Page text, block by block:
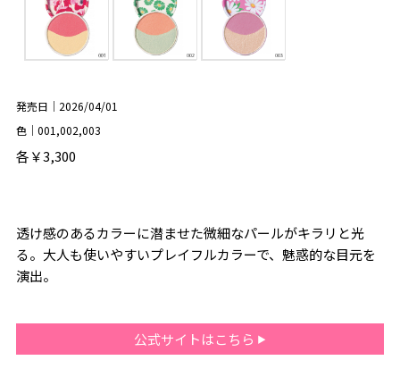
発売日｜2026/04/01
色｜001,002,003
各￥3,300
透け感のあるカラーに潜ませた微細なパールがキラリと光
る。大人も使いやすいプレイフルカラーで、魅惑的な目元を
演出。
公式サイトはこちら